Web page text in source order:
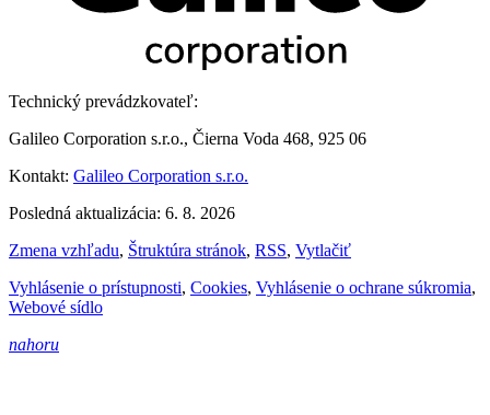
Technický prevádzkovateľ:
Galileo Corporation s.r.o., Čierna Voda 468, 925 06
Kontakt: Galileo Corporation s.r.o.
Posledná aktualizácia: 6. 8. 2026
Zmena vzhľadu, Štruktúra stránok, RSS, Vytlačiť
Vyhlásenie o prístupnosti, Cookies, Vyhlásenie o ochrane súkromia,
Webové sídlo
nahoru